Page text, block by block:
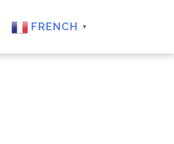
FRENCH ▼